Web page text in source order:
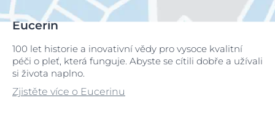
Eucerin
100 let historie a inovativní vědy pro vysoce kvalitní
péči o pleť, která funguje. Abyste se cítili dobře a užívali
si života naplno.
Zjistěte více o Eucerinu